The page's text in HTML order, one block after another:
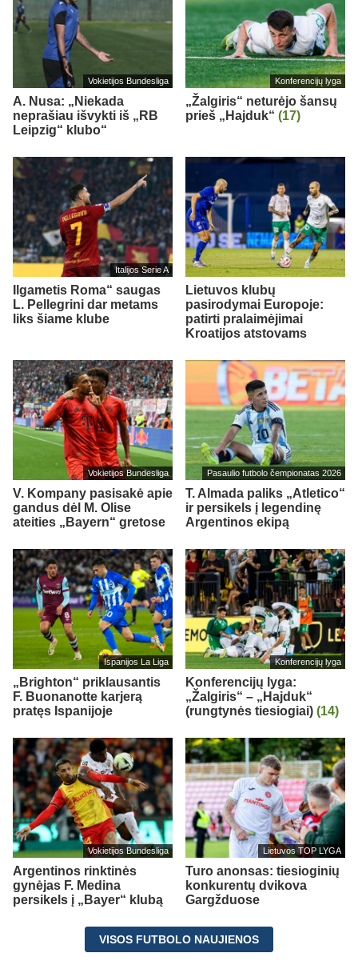
Vokietijos Bundesliga
A. Nusa: „Niekada
neprašiau išvykti iš „RB
Leipzig“ klubo“
Konferencijų lyga
„Žalgiris“ neturėjo šansų
prieš „Hajduk“ (17)
Italijos Serie A
Ilgametis Roma“ saugas
L. Pellegrini dar metams
liks šiame klube
Lietuvos klubų
pasirodymai Europoje:
patirti pralaimėjimai
Kroatijos atstovams
Vokietijos Bundesliga
V. Kompany pasisakė apie
gandus dėl M. Olise
ateities „Bayern“ gretose
Pasaulio futbolo čempionatas 2026
T. Almada paliks „Atletico“
ir persikels į legendinę
Argentinos ekipą
Ispanijos La Liga
„Brighton“ priklausantis
F. Buonanotte karjerą
pratęs Ispanijoje
Konferencijų lyga
Konferencijų lyga:
„Žalgiris“ – „Hajduk“
(rungtynės tiesiogiai) (14)
Vokietijos Bundesliga
Argentinos rinktinės
gynėjas F. Medina
persikels į „Bayer“ klubą
Lietuvos TOP LYGA
Turo anonsas: tiesioginių
konkurentų dvikova
Gargžduose
VISOS FUTBOLO NAUJIENOS